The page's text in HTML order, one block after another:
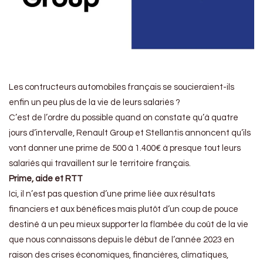
Les contructeurs automobiles français se soucieraient-ils
enfin un peu plus de la vie de leurs salariés ?
C’est de l’ordre du possible quand on constate qu’à quatre
jours d’intervalle, Renault Group et Stellantis annoncent qu’ils
vont donner une prime de 500 à 1.400€ à presque tout leurs
salariés qui travaillent sur le territoire français.
Prime, aide et RTT
Ici, il n’est pas question d’une prime liée aux résultats
financiers et aux bénéfices mais plutôt d’un coup de pouce
destiné à un peu mieux supporter la flambée du coût de la vie
que nous connaissons depuis le début de l’année 2023 en
raison des crises économiques, financières, climatiques,